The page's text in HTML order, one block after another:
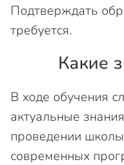
Подтверждать
требуется.
Какие
В ходе обучения
актуальные
проведении
современных